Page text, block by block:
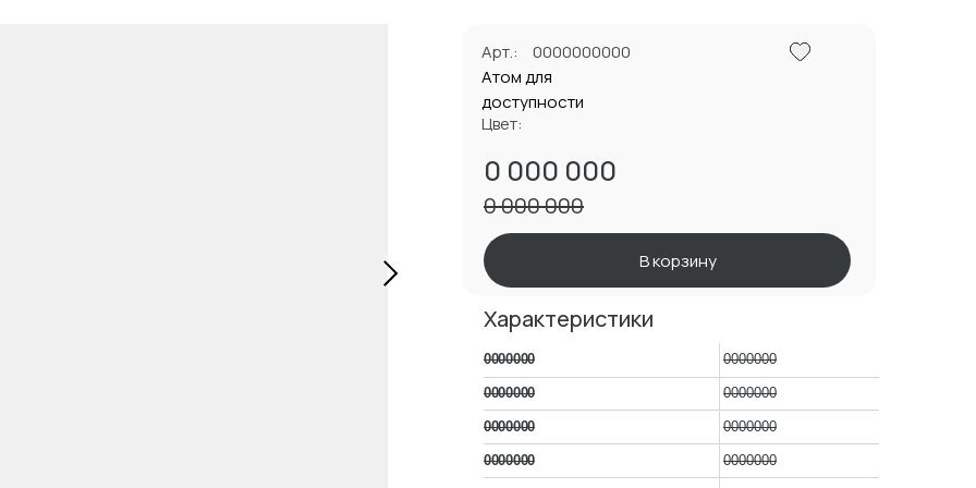
0000000
0000000
0000000
0000000
0000000
0000000
0000000
0000000
Характеристики
0 000 000
0 000 000
0000000000
Арт.:
В корзину
Цвет:
Атом для
доступности